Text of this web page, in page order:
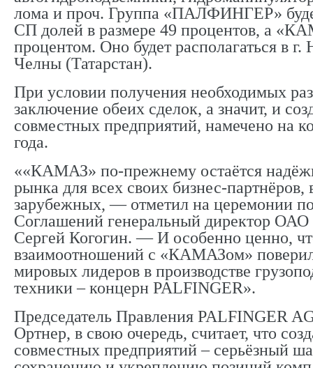
лома и проч. Группа «ПАЛФИНГЕР»
СП долей в размере 49 процентов, а
процентом. Оно будет располагаться в
Челны (Татарстан).
При условии получения необходимых
заключение обеих сделок, а значит, и
совместных предприятий, намечено на
года.
««КАМАЗ» по-прежнему остаётся
рынка для всех своих бизнес-партнёров,
зарубежных, — отметил на церемонии
Соглашений генеральный директор
Сергей Когогин. — И особенно ценно,
взаимоотношений с «КАМАЗом»
мировых лидеров в производстве
техники – концерн PALFINGER».
Председатель Правления PALFINGER
Ортнер, в свою очередь, считает, что
совместных предприятий – серьёзный